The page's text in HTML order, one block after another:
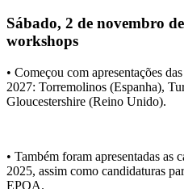
Sábado, 2 de novembro
workshops
• Começou com apresentações
2027: Torremolinos (Espanha),
Gloucestershire (Reino Unido).
• Também foram apresentadas as
2025, assim como candidaturas
EPOA.